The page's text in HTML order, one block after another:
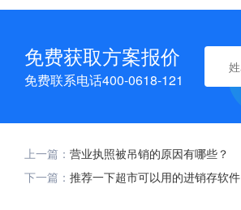
免费获取方案报价
免费联系电话400-0618-121
上一篇： 营业执照被吊销的原因有哪些？
下一篇： 推荐一下超市可以用的进销存软件